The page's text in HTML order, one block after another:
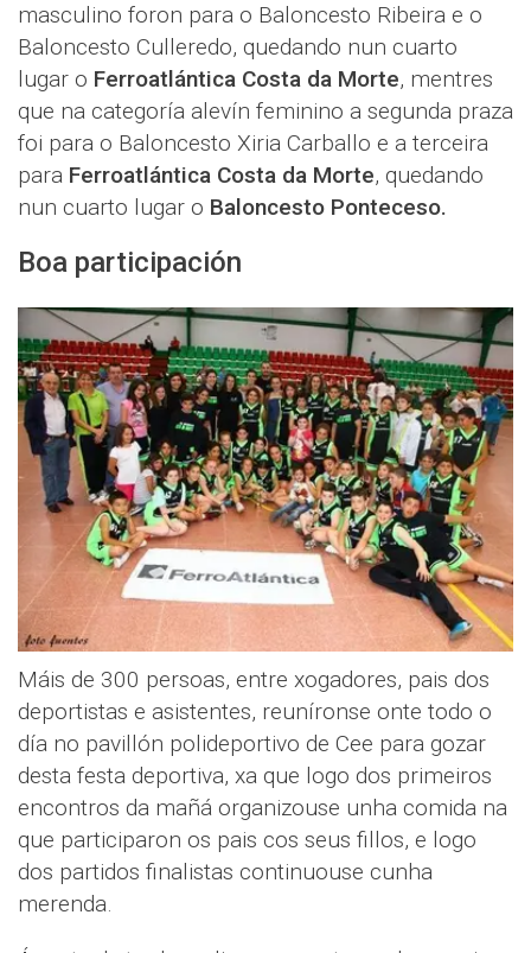
masculino foron para o Baloncesto Ribeira e o
Baloncesto Culleredo, quedando nun cuarto
lugar o Ferroatlántica Costa da Morte, mentres
que na categoría alevín feminino a segunda praza
foi para o Baloncesto Xiria Carballo e a terceira
para Ferroatlántica Costa da Morte, quedando
nun cuarto lugar o Baloncesto Ponteceso.
Boa participación
Máis de 300 persoas, entre xogadores, pais dos
deportistas e asistentes, reuníronse onte todo o
día no pavillón polideportivo de Cee para gozar
desta festa deportiva, xa que logo dos primeiros
encontros da mañá organizouse unha comida na
que participaron os pais cos seus fillos, e logo
dos partidos finalistas continuouse cunha
merenda.